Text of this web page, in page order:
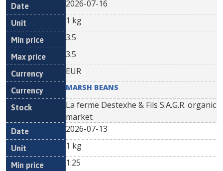
2026-07-16
1 kg
3.5
3.5
EUR
MARSH BEANS
La ferme Destexhe & Fils S.A.G.R. organic
market
2026-07-13
1 kg
1.25